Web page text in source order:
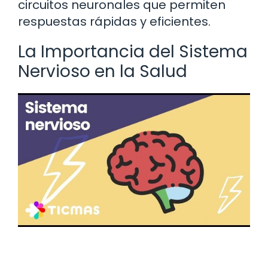
circuitos neuronales que permiten
respuestas rápidas y eficientes.
La Importancia del Sistema
Nervioso en la Salud